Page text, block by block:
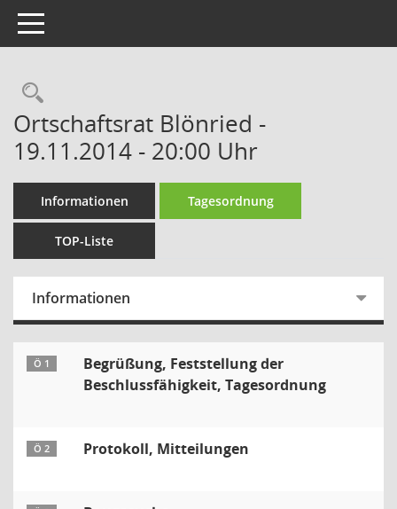
Toggle navigation
Ortschaftsrat Blönried -
19.11.2014 - 20:00 Uhr
Informationen Tagesordnung
TOP-Liste
Informationen
Ö 1
Begrüßung, Feststellung der
Beschlussfähigkeit, Tagesordnung
Ö 2 Protokoll, Mitteilungen